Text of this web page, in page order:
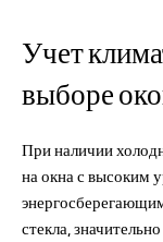
Учет
выборе
При наличии
на окна с высоким
стекла,